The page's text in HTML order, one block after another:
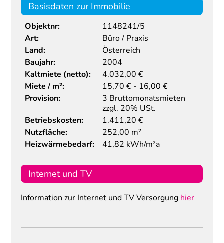
Basisdaten zur Immobilie
Objektnr:
1148241/5
Art:
Büro / Praxis
Land:
Österreich
Baujahr:
2004
Kaltmiete (netto):
4.032,00 €
Miete / m²:
15,70 € - 16,00 €
Provision:
3 Bruttomonatsmieten
zzgl. 20% USt.
Betriebskosten:
1.411,20 €
Nutzfläche:
252,00 m²
Heizwärmebedarf:
41,82 kWh/m²a
Internet und TV
Information zur Internet und TV Versorgung hier